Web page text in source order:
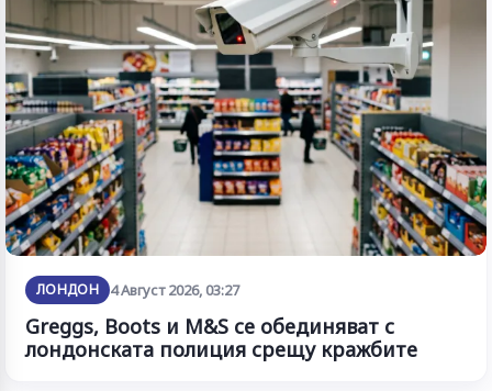
ЛОНДОН 4 Август 2026, 03:27
Greggs, Boots и M&S се обединяват с
лондонската полиция срещу кражбите